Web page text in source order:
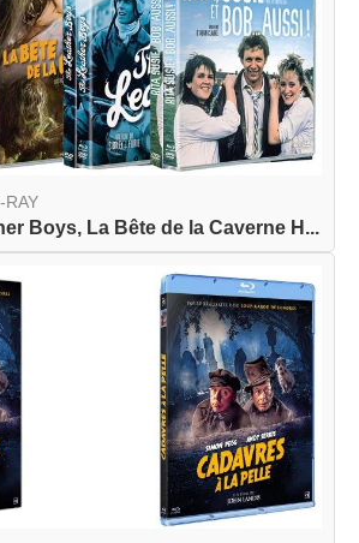
RAY
Boys, La Bête de la Caverne H...